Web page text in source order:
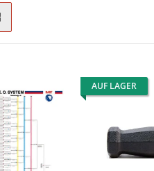
AUF LAGER